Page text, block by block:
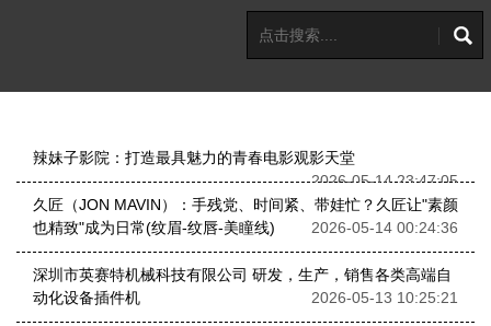
辣妹子影院：打造最具魅力的青春电影观影天堂
2026-05-14 23:47:05
久匠（JON MAVIN）：手残党、时间紧、带娃忙？久匠让"素颜
也精致"成为日常(纹眉-纹唇-美瞳线)
2026-05-14 00:24:36
深圳市英赛特机械科技有限公司 研发，生产，销售各类高端自
动化设备插件机
2026-05-13 10:25:21